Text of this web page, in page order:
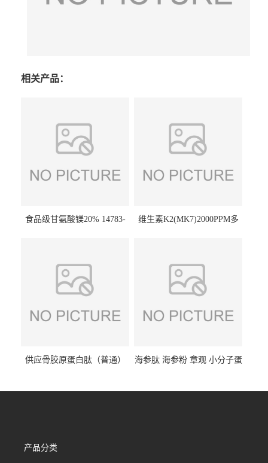
相关产品：
食品级甘氨酸镁20% 14783-
维生素K2(MK7)2000PPM多
供应骨胶原蛋白肽（普通）
海参肽 海参粉 章观 小分子蛋
产品分类